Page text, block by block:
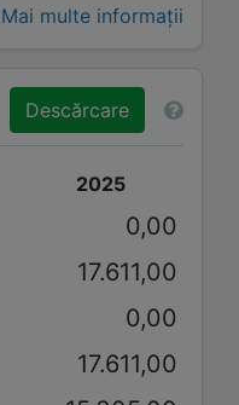
Mai multe informații
Descărcare
2025
0,00
17.611,00
0,00
17.611,00